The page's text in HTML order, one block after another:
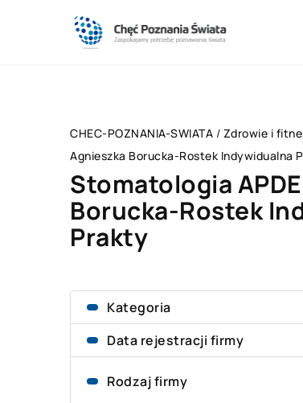
CHEC-POZNANIA-SWIATA / Zdrowie i
Agnieszka Borucka-Rostek Indywidualna
Stomatologia
Borucka-Rostek
Prakty
Kategoria
Data rejestracji firmy
Rodzaj firmy